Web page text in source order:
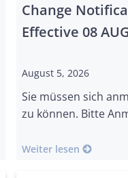
Change
Effective 08 AUG
August 5, 2026
Sie müssen sich
zu können. Bitte
Weiter lesen